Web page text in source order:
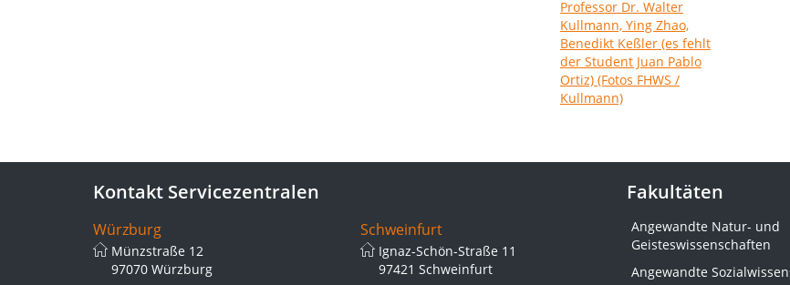
Kontakt Servicezentralen
Würzburg
Münzstraße 12
97070 Würzburg
Schweinfurt
Ignaz-Schön-Straße 11
97421 Schweinfurt
Fakultäten
Angewandte Natur- und
Geisteswissenschaften
Angewandte